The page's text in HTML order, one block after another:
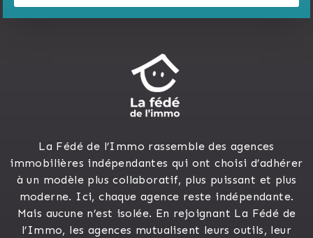
La Fédé de l’Immo rassemble des agences
immobilières indépendantes qui ont choisi d’adhérer
à un modèle plus collaboratif, plus puissant et plus
moderne. Ici, chaque agence reste indépendante.
Mais aucune n’est isolée. En rejoignant La Fédé de
l’Immo, les agences mutualisent leurs outils, leur